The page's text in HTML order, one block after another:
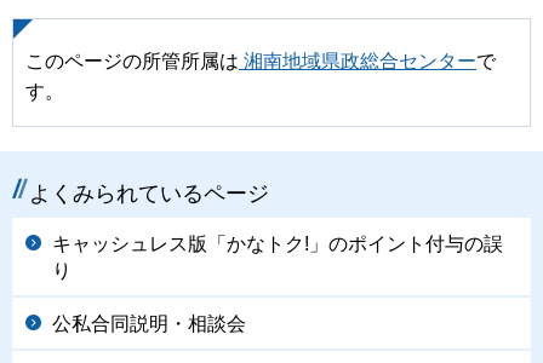
このページの所管所属は 湘南地域県政総合センターで
す。
よくみられているページ
キャッシュレス版「かなトク!」のポイント付与の誤
り
公私合同説明・相談会